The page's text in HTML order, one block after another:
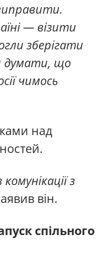
— візити
зберігати
думати, що
чимось
над
з
він.
спільного